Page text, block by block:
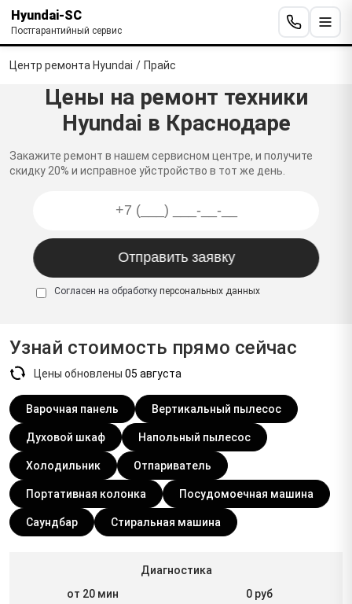
Hyundai-SC
Постгарантийный сервис
Центр ремонта Hyundai / Прайс
Цены на ремонт техники
Hyundai в Краснодаре
Закажите ремонт в нашем сервисном центре, и получите
скидку 20% и исправное уйстройство в тот же день.
Согласен на обработку персональных данных
Узнай стоимость прямо сейчас
Цены обновлены 05 августа
Варочная панель Вертикальный пылесос
Духовой шкаф Напольный пылесос
Холодильник Отпариватель
Портативная колонка Посудомоечная машина
Саундбар Стиральная машина
Диагностика
от 20 мин
0 руб